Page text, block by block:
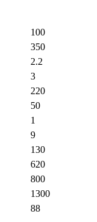
100
350
2.2
3
220
50
1
9
130
620
800
1300
88